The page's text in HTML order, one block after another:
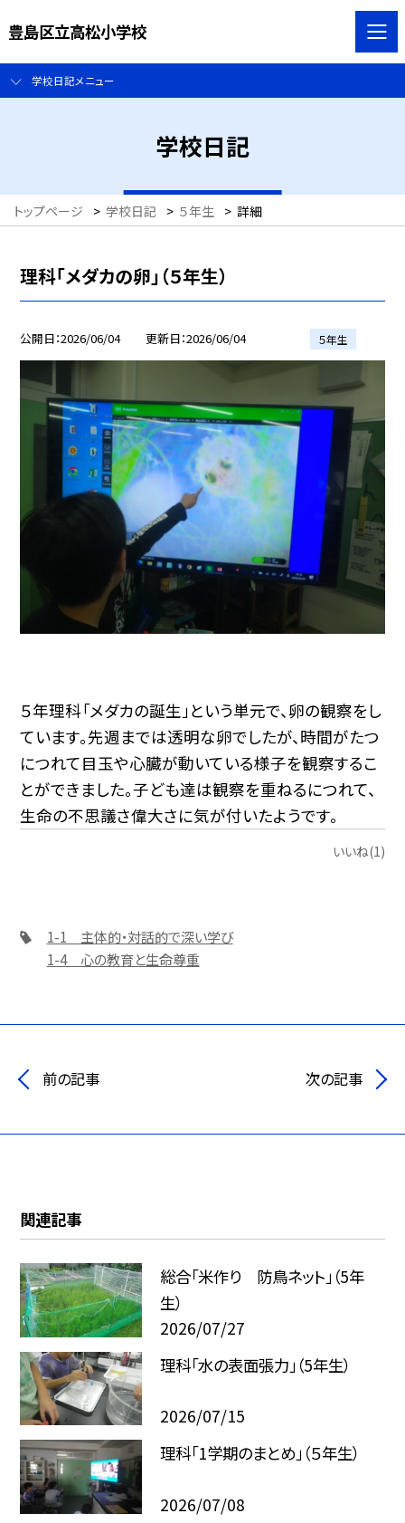
豊島区立高松小学校
学校日記メニュー
学校日記
トップページ > 学校日記 > ５年生 > 詳細
理科「メダカの卵」（５年生）
公開日 2026/06/04 更新日 2026/06/04 ５年生
５年理科「メダカの誕生」という単元で、卵の観察をし
ています。先週までは透明な卵でしたが、時間がたつ
につれて目玉や心臓が動いている様子を観察するこ
とができました。子ども達は観察を重ねるにつれて、
生命の不思議さ偉大さに気が付いたようです。
いいね(1)
1-1 主体的・対話的で深い学び
1-4 心の教育と生命尊重
前の記事 次の記事
関連記事
総合「米作り 防鳥ネット」（5年
生）
2026/07/27
理科「水の表面張力」（5年生）
2026/07/15
理科「1学期のまとめ」（５年生）
2026/07/08